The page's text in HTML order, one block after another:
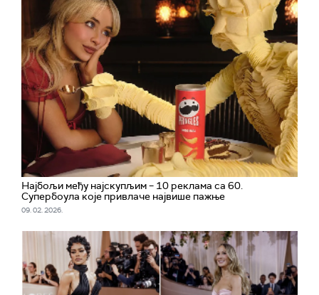
Најбољи међу најскупљим – 10 реклама са 60.
Супербоула које привлаче највише пажње
09. 02. 2026.